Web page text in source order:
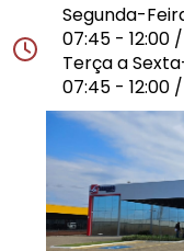
Segunda-
07:45 - 12:00 /
Terça a
07:45 - 12:00